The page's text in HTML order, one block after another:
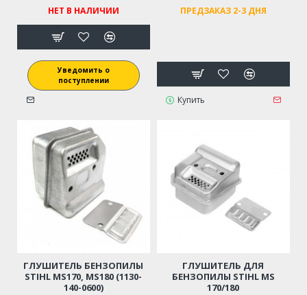
НЕТ В НАЛИЧИИ
Уведомить о
поступлении
ПРЕДЗАКАЗ 2-3 ДНЯ
Купить
ГЛУШИТЕЛЬ БЕНЗОПИЛЫ
STIHL MS170, MS180 (1130-
140-0600)
ГЛУШИТЕЛЬ ДЛЯ
БЕНЗОПИЛЫ STIHL MS
170/180